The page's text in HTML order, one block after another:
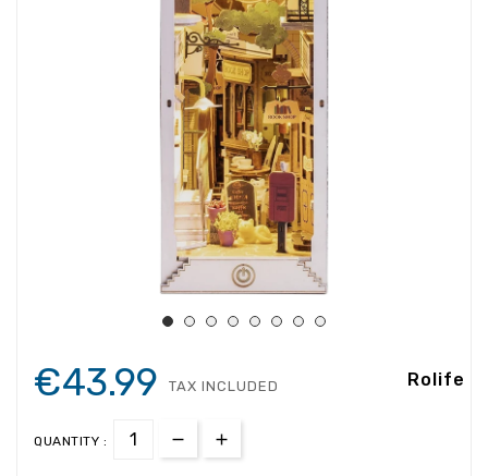
Rolife
€43.99 TAX INCLUDED
QUANTITY :